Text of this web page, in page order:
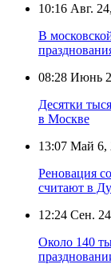
10:16 Авг.
В
08:28 Июнь
Десятки
в Москве
13:07 Май 6,
Реновация
считают в
12:24 Сен.
Около 140